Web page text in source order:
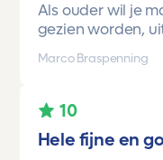
Als ouder wil je
gezien worden,
vertrouwen
zelf soms
Onze oudste
kader. Een lieve,
Marco Braspenning
10
Hele fijne en